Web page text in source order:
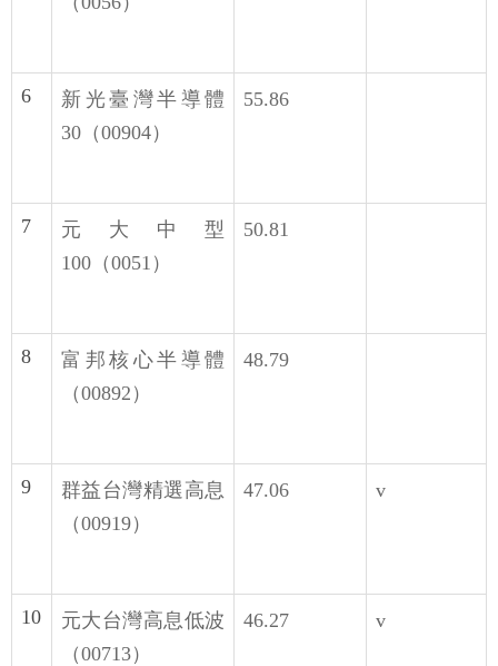
6
新光臺灣半導體
30（00904）
55.86
7
元大中型
100（0051）
50.81
8
富邦核心半導體
（00892）
48.79
9
群益台灣精選高息
（00919）
47.06 v
10
元大台灣高息低波
（00713）
46.27 v